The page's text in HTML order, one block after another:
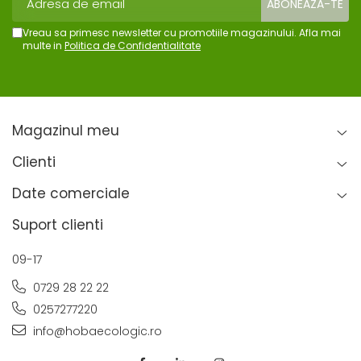
Vreau sa primesc newsletter cu promotiile magazinului. Afla mai
multe in Politica de Confidentialitate
Magazinul meu
Clienti
Date comerciale
Suport clienti
09-17
0729 28 22 22
0257277220
info@hobaecologic.ro